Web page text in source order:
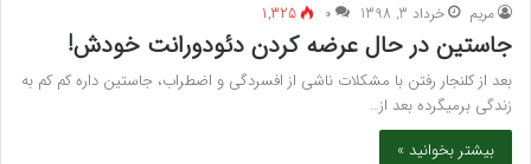
مريم خرداد 3, 1398 ۰ 1,325
جاستین در حال عرضه کردن دئودورانت خودش!
بعد از کلنجار رفتن با مشکلات ناشی از افسردگی و اضطراب، جاستین داره کم کم به
زندگی برمیگرده بعد از…
بیشتر بخوانید »